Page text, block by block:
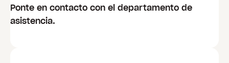
Ponte en contacto con el departamento de
asistencia.